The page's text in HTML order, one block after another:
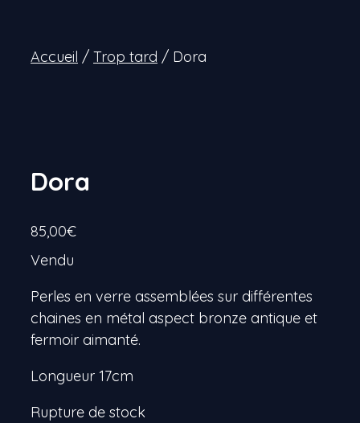
Accueil / Trop tard / Dora
Dora
85,00€
Vendu
Perles en verre assemblées sur différentes
chaines en métal aspect bronze antique et
fermoir aimanté.
Longueur 17cm
Rupture de stock